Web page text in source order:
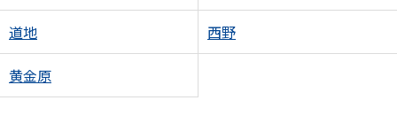
道地 西野
黄金原